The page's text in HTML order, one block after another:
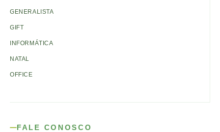
GENERALISTA
GIFT
INFORMÁTICA
NATAL
OFFICE
FALE CONOSCO